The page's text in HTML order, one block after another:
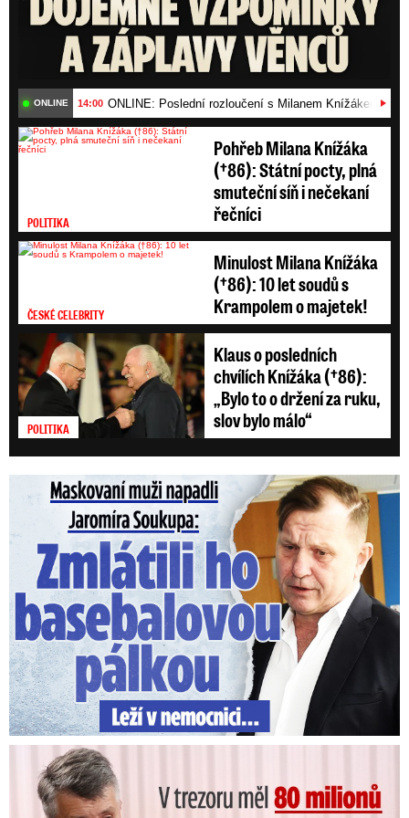
ONLINE 14:00 ONLINE: Poslední rozloučení s Milanem Knížákem
POLITIKA
Pohřeb Milana Knížáka
(†86): Státní pocty, plná
smuteční síň i nečekaní
řečníci
ČESKÉ CELEBRITY
Minulost Milana Knížáka
(†86): 10 let soudů s
Krampolem o majetek!
POLITIKA
Klaus o posledních
chvílích Knížáka (†86):
„Bylo to o držení za ruku,
slov bylo málo“
Maskovaní muži napadli Jaromíra Soukupa: Krvavá nakládačka
V trezoru měl 80 milionů: Policie obvinila exšéfa železnic!